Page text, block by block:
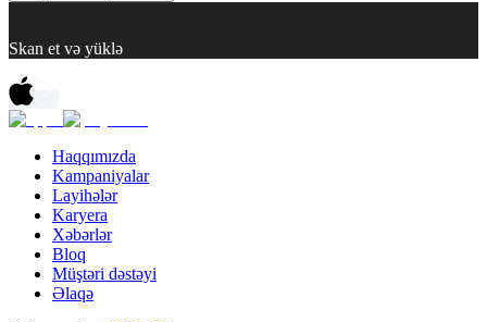
Skan et və yüklə
Haqqımızda
Kampaniyalar
Layihələr
Karyera
Xəbərlər
Bloq
Müştəri dəstəyi
Əlaqə